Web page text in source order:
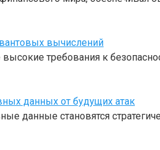
вычислений
требования к
данных от будущих атак
данные становятся